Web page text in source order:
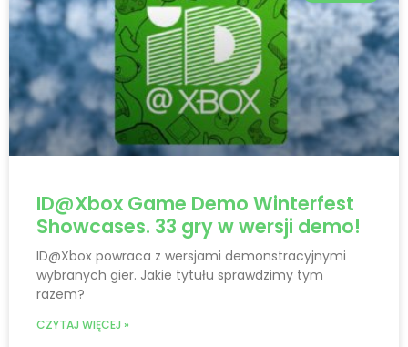
ID@Xbox Game Demo Winterfest
Showcases. 33 gry w wersji demo!
ID@Xbox powraca z wersjami demonstracyjnymi
wybranych gier. Jakie tytułu sprawdzimy tym
razem?
CZYTAJ WIĘCEJ »